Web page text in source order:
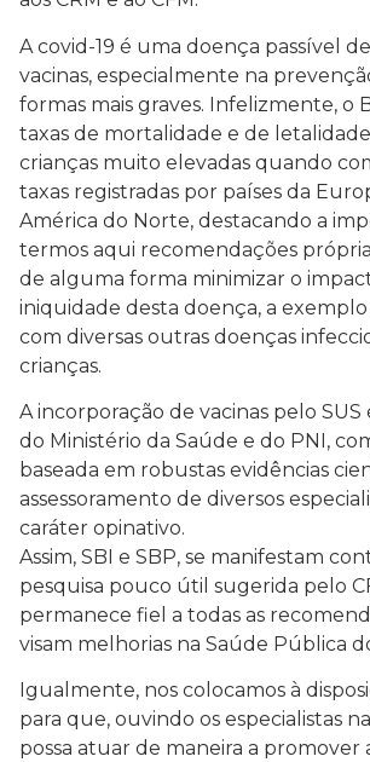
A covid-19 é uma doença passível
vacinas, especialmente na
formas mais graves. Infelizmente, o
taxas de mortalidade e de
crianças muito elevadas quando
taxas registradas por países da
América do Norte, destacando a
termos aqui recomendações
de alguma forma minimizar o
iniquidade desta doença, a
com diversas outras doenças
crianças.
A incorporação de vacinas pelo
do Ministério da Saúde e do PNI,
baseada em robustas evidências
assessoramento de diversos
caráter opinativo.
Assim, SBI e SBP, se manifestam
pesquisa pouco útil sugerida pelo
permanece fiel a todas as
visam melhorias na Saúde Pública
Igualmente, nos colocamos à
para que, ouvindo os especialistas
possa atuar de maneira a promover